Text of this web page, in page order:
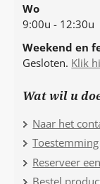
Wo
9:00u - 12:30u
Weekend en
Gesloten. Klik
Wat wil u
Naar het
Reserveer